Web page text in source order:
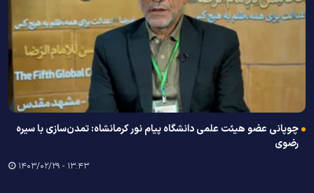
چوپانی عضو هیئت علمی دانشگاه پیام نور کرمانشاه: تمدن‌سازی با سیره
رضوی
۱۳:۴۳ - ۱۴۰۳/۰۲/۲۹